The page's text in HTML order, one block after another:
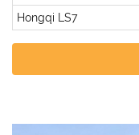
Hongqi LS7